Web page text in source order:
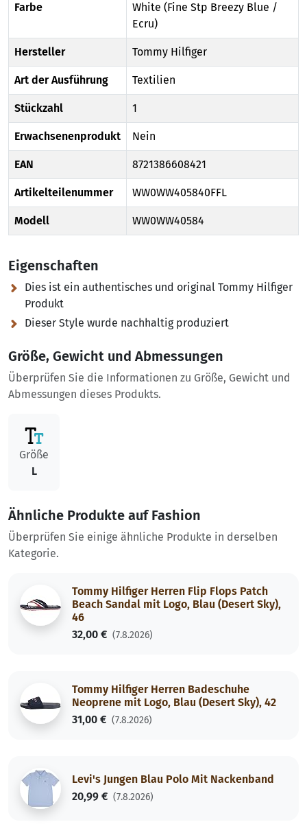
Farbe
White (Fine Stp Breezy Blue /
Ecru)
Hersteller Tommy Hilfiger
Art der Ausführung Textilien
Stückzahl 1
Erwachsenenprodukt Nein
EAN 8721386608421
Artikelteilenummer WW0WW405840FFL
Modell WW0WW40584
Eigenschaften
Dies ist ein authentisches und original Tommy Hilfiger
Produkt
Dieser Style wurde nachhaltig produziert
Größe, Gewicht und Abmessungen
Überprüfen Sie die Informationen zu Größe, Gewicht und
Abmessungen dieses Produkts.
Größe
L
Ähnliche Produkte auf Fashion
Überprüfen Sie einige ähnliche Produkte in derselben
Kategorie.
Tommy Hilfiger Herren Flip Flops Patch
Beach Sandal mit Logo, Blau (Desert Sky),
46
32,00 € (7.8.2026)
Tommy Hilfiger Herren Badeschuhe
Neoprene mit Logo, Blau (Desert Sky), 42
31,00 € (7.8.2026)
Levi's Jungen Blau Polo Mit Nackenband
20,99 € (7.8.2026)